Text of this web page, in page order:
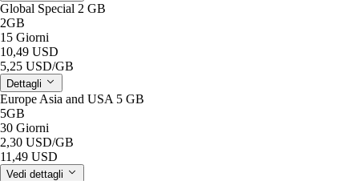
Global Special 2 GB
2GB
15 Giorni
10,49 USD
5,25 USD/GB
Dettagli
Europe Asia and USA 5 GB
5GB
30 Giorni
2,30 USD/GB
11,49 USD
Vedi dettagli